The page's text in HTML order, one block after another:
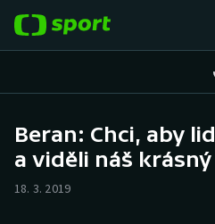
Hokej
Beran: Chci, aby
a viděli náš
18. 3. 2019